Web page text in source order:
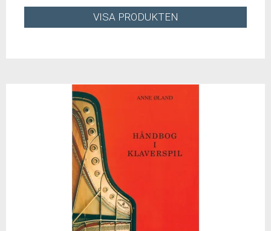
VISA PRODUKTEN